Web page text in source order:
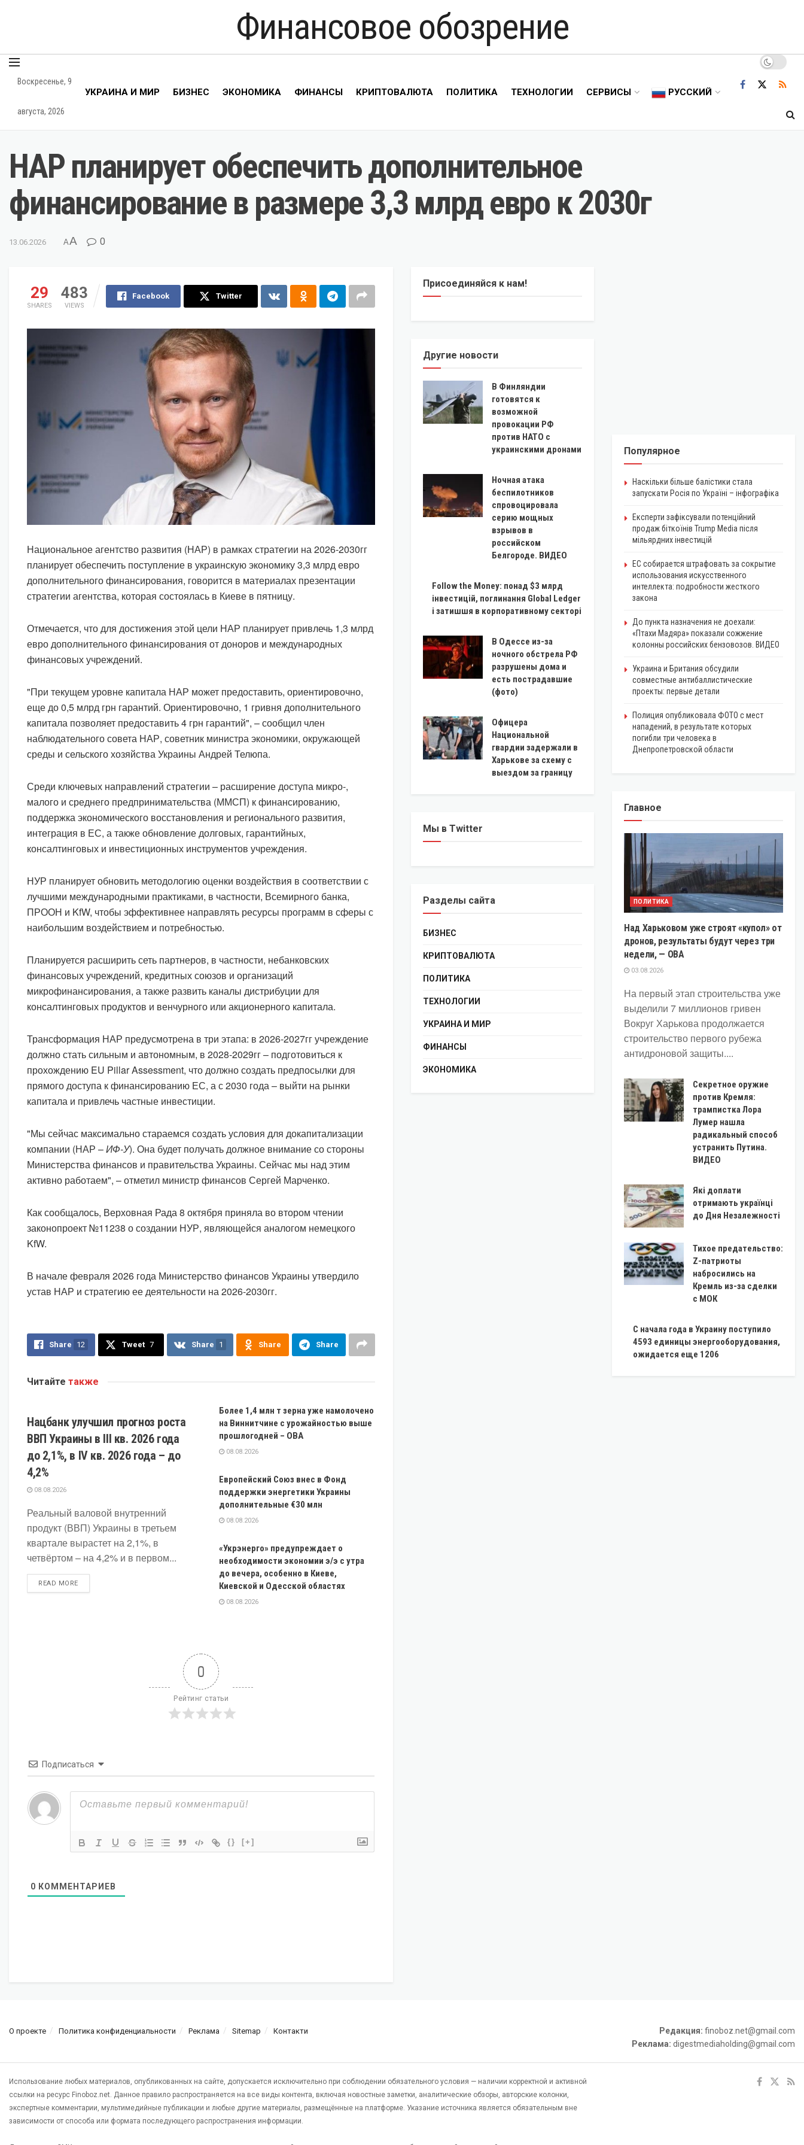
Финансовое обозрение
Воскресенье, 9
августа, 2026
УКРАИНА И МИР БИЗНЕС ЭКОНОМИКА ФИНАНСЫ КРИПТОВАЛЮТА ПОЛИТИКА ТЕХНОЛОГИИ СЕРВИСЫ РУССКИЙ
НАР планирует обеспечить дополнительное
финансирование в размере 3,3 млрд евро к 2030г
13.06.2026 AA 0
29
SHARES
483
VIEWS
Facebook Twitter
Национальное агентство развития (НАР) в рамках стратегии на 2026-2030гг
планирует обеспечить поступление в украинскую экономику 3,3 млрд евро
дополнительного финансирования, говорится в материалах презентации
стратегии агентства, которая состоялась в Киеве в пятницу.
Отмечается, что для достижения этой цели НАР планирует привлечь 1,3 млрд
евро дополнительного финансирования от доноров и международных
финансовых учреждений.
"При текущем уровне капитала НАР может предоставить, ориентировочно,
еще до 0,5 млрд грн гарантий. Ориентировочно, 1 гривня дополнительного
капитала позволяет предоставить 4 грн гарантий", – сообщил член
наблюдательного совета НАР, советник министра экономики, окружающей
среды и сельского хозяйства Украины Андрей Телюпа.
Среди ключевых направлений стратегии – расширение доступа микро-,
малого и среднего предпринимательства (ММСП) к финансированию,
поддержка экономического восстановления и регионального развития,
интеграция в ЕС, а также обновление долговых, гарантийных,
консалтинговых и инвестиционных инструментов учреждения.
НУР планирует обновить методологию оценки воздействия в соответствии с
лучшими международными практиками, в частности, Всемирного банка,
ПРООН и KfW, чтобы эффективнее направлять ресурсы программ в сферы с
наибольшим воздействием и потребностью.
Планируется расширить сеть партнеров, в частности, небанковских
финансовых учреждений, кредитных союзов и организаций
микрофинансирования, а также развить каналы дистрибуции для
консалтинговых продуктов и венчурного или акционерного капитала.
Трансформация НАР предусмотрена в три этапа: в 2026-2027гг учреждение
должно стать сильным и автономным, в 2028-2029гг – подготовиться к
прохождению EU Pillar Assessment, что должно создать предпосылки для
прямого доступа к финансированию ЕС, а с 2030 года – выйти на рынки
капитала и привлечь частные инвестиции.
"Мы сейчас максимально стараемся создать условия для докапитализации
компании (НАР –ИФ-У). Она будет получать должное внимание со стороны
Министерства финансов и правительства Украины. Сейчас мы над этим
активно работаем", – отметил министр финансов Сергей Марченко.
Как сообщалось, Верховная Рада 8 октября приняла во втором чтении
законопроект №11238 о создании НУР, являющейся аналогом немецкого
KfW.
В начале февраля 2026 года Министерство финансов Украины утвердило
устав НАР и стратегию ее деятельности на 2026-2030гг.
Share 12 Tweet 7 Share 1 Share Share
Читайте также
Нацбанк улучшил прогноз роста
ВВП Украины в III кв. 2026 года
до 2,1%, в IV кв. 2026 года – до
4,2%
08.08.2026
Реальный валовой внутренний
продукт (ВВП) Украины в третьем
квартале вырастет на 2,1%, в
четвёртом – на 4,2% и в первом...
READ MOREDETAILS
Более 1,4 млн т зерна уже намолочено
на Виннитчине с урожайностью выше
прошлогодней – ОВА
08.08.2026
Европейский Союз внес в Фонд
поддержки энергетики Украины
дополнительные €30 млн
08.08.2026
«Укрэнерго» предупреждает о
необходимости экономии э/э с утра
до вечера, особенно в Киеве,
Киевской и Одесской областях
08.08.2026
0
Рейтинг статьи
Подписаться
{} [+]
0 КОММЕНТАРИЕВ
Присоединяйся к нам!
Другие новости
В Финляндии
готовятся к
возможной
провокации РФ
против НАТО с
украинскими дронами
Ночная атака
беспилотников
спровоцировала
серию мощных
взрывов в
российском
Белгороде. ВИДЕО
Follow the Money: понад $3 млрд
інвестицій, поглинання Global Ledger
і затишшя в корпоративному секторі
В Одессе из-за
ночного обстрела РФ
разрушены дома и
есть пострадавшие
(фото)
Офицера
Национальной
гвардии задержали в
Харькове за схему с
выездом за границу
Мы в Twitter
Разделы сайта
БИЗНЕС
КРИПТОВАЛЮТА
ПОЛИТИКА
ТЕХНОЛОГИИ
УКРАИНА И МИР
ФИНАНСЫ
ЭКОНОМИКА
Популярное
Наскільки більше балістики стала
запускати Росія по Україні – інфографіка
Експерти зафіксували потенційний
продаж біткоїнів Trump Media після
мільярдних інвестицій
ЕС собирается штрафовать за сокрытие
использования искусственного
интеллекта: подробности жесткого
закона
До пункта назначения не доехали:
«Птахи Мадяра» показали сожжение
колонны российских бензовозов. ВИДЕО
Украина и Британия обсудили
совместные антибаллистические
проекты: первые детали
Полиция опубликовала ФОТО с мест
нападений, в результате которых
погибли три человека в
Днепропетровской области
Главное
ПОЛИТИКА
Над Харьковом уже строят «купол» от
дронов, результаты будут через три
недели, — ОВА
03.08.2026
На первый этап строительства уже
выделили 7 миллионов гривен
Вокруг Харькова продолжается
строительство первого рубежа
антидроновой защиты....
Секретное оружие
против Кремля:
трампистка Лора
Лумер нашла
радикальный способ
устранить Путина.
ВИДЕО
Які доплати
отримають українці
до Дня Незалежності
Тихое предательство:
Z-патриоты
набросились на
Кремль из-за сделки
с МОК
С начала года в Украину поступило
4593 единицы энергооборудования,
ожидается еще 1206
О проекте Политика конфиденциальности Реклама Sitemap Контакти Редакция: finoboz.net@gmail.com
Реклама: digestmediaholding@gmail.com
Использование любых материалов, опубликованных на сайте, допускается исключительно при соблюдении обязательного условия — наличии корректной и активной
ссылки на ресурс Finoboz.net. Данное правило распространяется на все виды контента, включая новостные заметки, аналитические обзоры, авторские колонки,
экспертные комментарии, мультимедийные публикации и любые другие материалы, размещённые на платформе. Указание источника является обязательным вне
зависимости от способа или формата последующего распространения информации.